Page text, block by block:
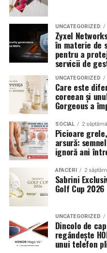
Anvelopele ca element
La evenimentele auto din
componente functionale, ci
si fotografii surprind
care roata umple aripa,
aspectul general al
Anvelopele curate, cu
uniforma, contribuie la
masini de show. In multe
jantele si intaresc
vorbim despre un stil
Echilibrul dintre estetica si
Un aspect specific
prezenta multor masini
show, ci si vehicule
cauta solutii care sa le
evenimente fara a
siguranta pe drumurile
UNCATEGORIZED
Zyxel
în materie de
pentru a
servicii de
UNCATEGORIZED
Care este
coreean și
Gorgeous a
SOCIAL 2
Picioare
arsură:
ignoră ani
AFACERI 2
Sabrini
Golf Cup 2026
UNCATEGORIZED
Dincolo de
regândește
unui telefon